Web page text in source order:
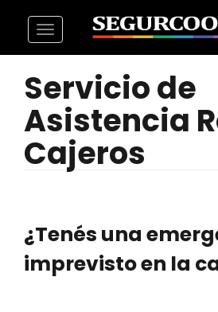
Pasar
contenido
principal
Toggle
navigation
Servicio de
Asistencia
Cajeros
¿Tenés una
imprevisto en la